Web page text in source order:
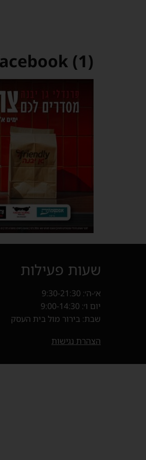
(1)
שעות פעילות
א׳-ה׳: 9:30-21:30
יום ו׳: 9:00-14:30
שבת: בירור מול בית העסק
הצהרת נגישות